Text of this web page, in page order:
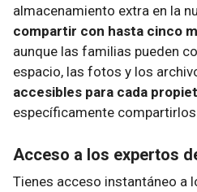
almacenamiento extra en la
compartir con hasta cinco
aunque las familias pueden
espacio, las fotos y los
accesibles para cada
específicamente
Acceso a los expertos
Tienes acceso instantáneo a